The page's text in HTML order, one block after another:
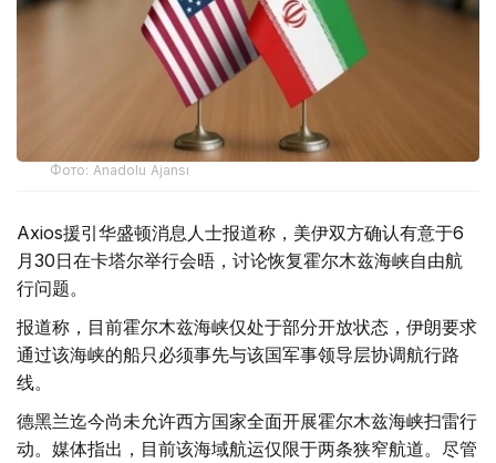
Фото: Anadolu Ajansı
Axios援引华盛顿消息人士报道称，美伊双方确认有意于6
月30日在卡塔尔举行会晤，讨论恢复霍尔木兹海峡自由航
行问题。
报道称，目前霍尔木兹海峡仅处于部分开放状态，伊朗要求
通过该海峡的船只必须事先与该国军事领导层协调航行路
线。
德黑兰迄今尚未允许西方国家全面开展霍尔木兹海峡扫雷行
动。媒体指出，目前该海域航运仅限于两条狭窄航道。尽管